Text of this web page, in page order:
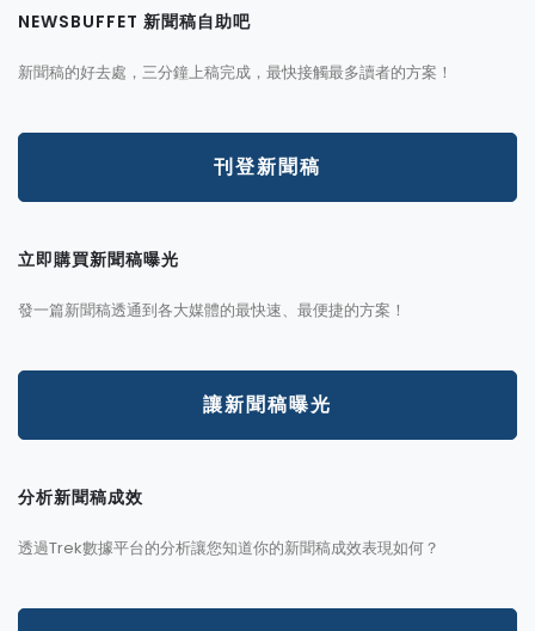
NEWSBUFFET 新聞稿自助吧
新聞稿的好去處，三分鐘上稿完成，最快接觸最多讀者的方案！
刊登新聞稿
立即購買新聞稿曝光
發一篇新聞稿透通到各大媒體的最快速、最便捷的方案！
讓新聞稿曝光
分析新聞稿成效
透過Trek數據平台的分析讓您知道你的新聞稿成效表現如何？